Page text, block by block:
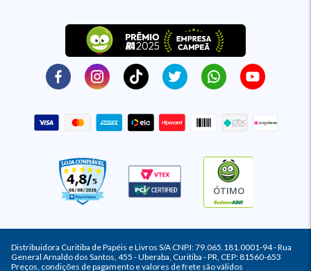
ÓTIMO
Distribuidora Curitiba de Papéis e Livros S/A CNPJ: 79.065.181.0001-94 - Rua
General Arnaldo dos Santos, 455 - Uberaba, Curitiba - PR, CEP: 81560-653
Preços, condições de pagamento e valores de frete são válidos